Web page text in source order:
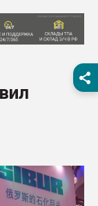
Подмосковье, Москва
28.07.2026
ПЕРЕЙТИ НА